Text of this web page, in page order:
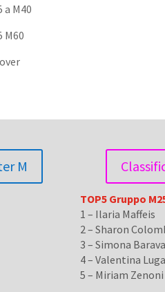
a M40
M60
M
TOP5 Gruppo
1 – Ilaria Maffeis
2 – Sharon
3 – Simona
4 – Valentina
5 – Miriam Zenoni